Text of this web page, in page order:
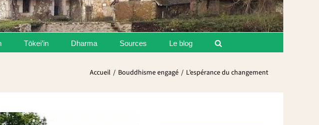
Tōkei’in Dharma Sources Le blog
Accueil Bouddhisme engagé L’espérance du changement